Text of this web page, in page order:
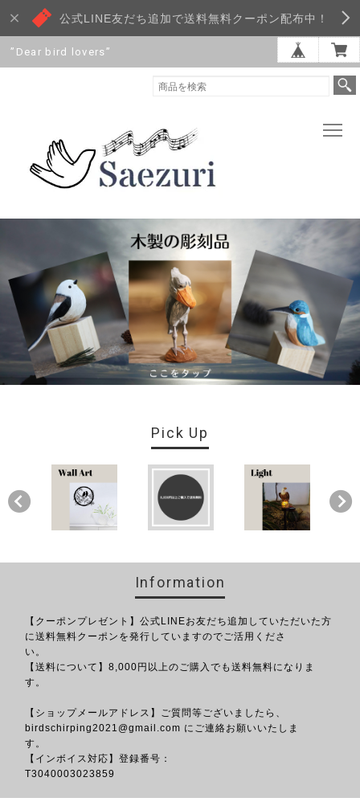
公式LINE友だち追加で送料無料クーポン配布中！
”Dear bird lovers”
Pick Up
Information
【クーポンプレゼント】公式LINEお友だち追加していただいた方
に送料無料クーポンを発行していますのでご活用くださ
い。
【送料について】8,000円以上のご購入でも送料無料になりま
す。
【ショップメールアドレス】ご質問等ございましたら、
birdschirping2021@gmail.com にご連絡お願いいたしま
す。
【インボイス対応】登録番号：